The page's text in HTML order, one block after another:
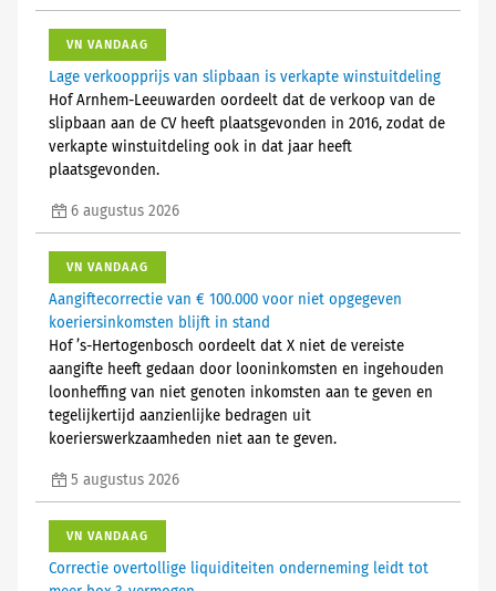
VN VANDAAG
Lage verkoopprijs van slipbaan is verkapte winstuitdeling
Hof Arnhem-Leeuwarden oordeelt dat de verkoop van de
slipbaan aan de CV heeft plaatsgevonden in 2016, zodat de
verkapte winstuitdeling ook in dat jaar heeft
plaatsgevonden.
6 augustus 2026
VN VANDAAG
Aangiftecorrectie van € 100.000 voor niet opgegeven
koeriersinkomsten blijft in stand
Hof ’s-Hertogenbosch oordeelt dat X niet de vereiste
aangifte heeft gedaan door looninkomsten en ingehouden
loonheffing van niet genoten inkomsten aan te geven en
tegelijkertijd aanzienlijke bedragen uit
koerierswerkzaamheden niet aan te geven.
5 augustus 2026
VN VANDAAG
Correctie overtollige liquiditeiten onderneming leidt tot